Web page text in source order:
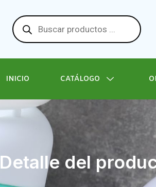
INICIO CATÁLOGO
Detalle del